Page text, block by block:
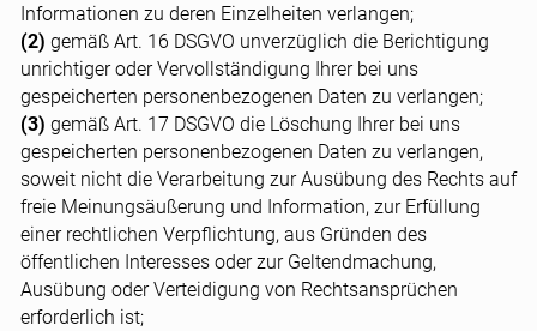
Informationen zu deren Einzelheiten verlangen;
(2) gemäß Art. 16 DSGVO unverzüglich die Berichtigung
unrichtiger oder Vervollständigung Ihrer bei uns
gespeicherten personenbezogenen Daten zu verlangen;
(3) gemäß Art. 17 DSGVO die Löschung Ihrer bei uns
gespeicherten personenbezogenen Daten zu verlangen,
soweit nicht die Verarbeitung zur Ausübung des Rechts auf
freie Meinungsäußerung und Information, zur Erfüllung
einer rechtlichen Verpflichtung, aus Gründen des
öffentlichen Interesses oder zur Geltendmachung,
Ausübung oder Verteidigung von Rechtsansprüchen
erforderlich ist;